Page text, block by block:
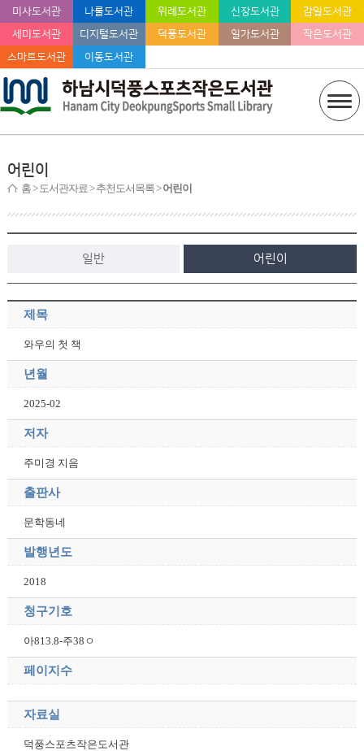
미사도서관 나룰도서관 위례도서관 신장도서관
감일도서관
세미도서관
디지털도서관 덕풍도서관 일가도서관
작은도서관
스마트도서관
이동도서관
어린이
홈> 도서관자료 > 추천도서목록 >어린이
일반 어린이
제목
와우의 첫 책
년월
2025-02
저자
주미경 지음
출판사
문학동네
발행년도
2018
청구기호
아813.8-주38ㅇ
페이지수
자료실
덕풍스포츠작은도서관